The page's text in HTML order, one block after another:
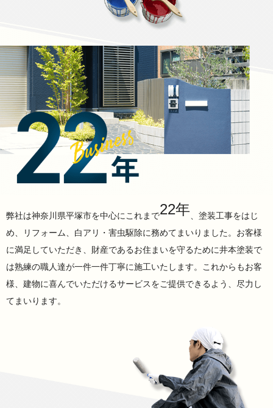
弊社は神奈川県平塚市を中心にこれまで22年 、塗装工事をはじ
め、リフォーム、白アリ・害虫駆除に務めてまいりました。お客様
に満足していただき、財産であるお住まいを守るために井本塗装で
は熟練の職人達が一件一件丁寧に施工いたします。これからもお客
様、建物に喜んでいただけるサービスをご提供できるよう、尽力し
てまいります。